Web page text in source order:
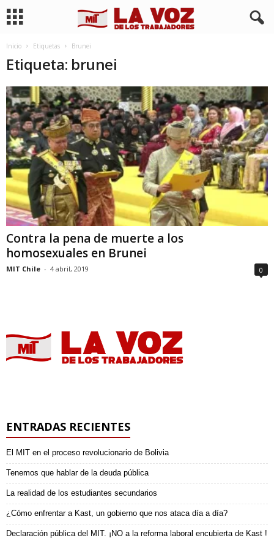
Inicio Etiquetas Brunei
Etiqueta: brunei
Contra la pena de muerte a los
homosexuales en Brunei
MIT Chile - 4 abril, 2019 0
ENTRADAS RECIENTES
El MIT en el proceso revolucionario de Bolivia
Tenemos que hablar de la deuda pública
La realidad de los estudiantes secundarios
¿Cómo enfrentar a Kast, un gobierno que nos ataca día a día?
Declaración pública del MIT. ¡NO a la reforma laboral encubierta de Kast !